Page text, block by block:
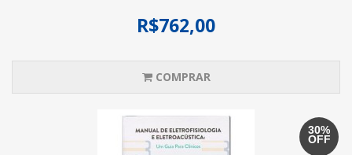
R$762,00
COMPRAR
30%
OFF